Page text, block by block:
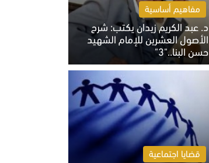
مفاهيم أساسية
د. عبد الكريم زيدان يكتب: شرح
الأصول العشرين للإمام الشهيد
حسن البنا.."3"
الثلاثاء 4 أغسطس 2026 01:04 م
قضايا اجتماعية